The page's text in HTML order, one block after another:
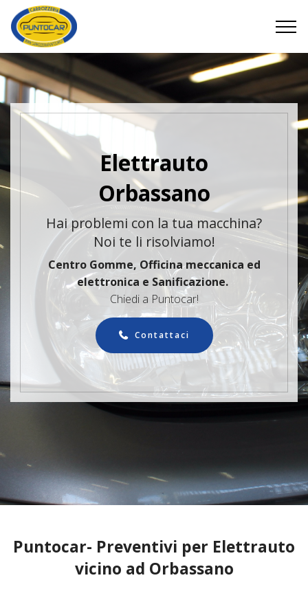
Elettrauto
Orbassano
Hai problemi con la tua macchina?
Noi te li risolviamo!
Centro Gomme, Officina meccanica ed
elettronica e Sanificazione.
Chiedi a Puntocar!
Contattaci
Puntocar- Preventivi per Elettrauto
vicino ad Orbassano